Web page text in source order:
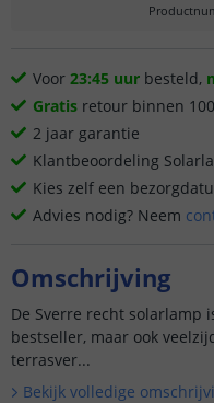
Voor 23:45 uur besteld,
Gratis retour binnen
2 jaar garantie
Klantbeoordeling
Kies zelf een
Advies nodig? Neem
Omschrijving
De Sverre recht solarlamp
bestseller, maar ook
terrasver...
Bekijk volledige